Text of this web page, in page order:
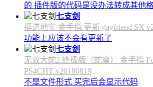
的 插件版的代码是没办法转成其他
七支剑
挺进地牢 金手指 更新 gayfriend SX
功能上应该不会有更新了
七支剑
无双大蛇2 终极版（蛇魔） 金手指
PS4CHT v20180819
不是文件形式 买完后会显示代码